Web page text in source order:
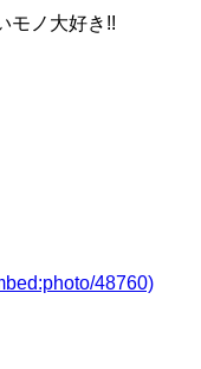
モノ大好き!!
48760)